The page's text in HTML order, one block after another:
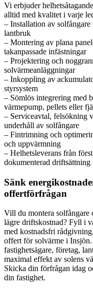
Vi erbjuder
alltid med kvalitet i varje
– Installation av
lantbruk
– Montering av plana
takanpassade infästningar
– Projektering och
solvärmeanläggningar
– Inkoppling av
styrsystem
– Sömlös integrering med
värmepump, pellets eller
– Serviceavtal, felsökning
underhåll av solfångare
– Fintrimning och
och uppvärmning
– Helhetsleverans från
dokumenterad driftsättning
Sänk
offertförfrågan
Vill du montera solfångare
lägre driftskostnad? Fyll i
med kostnadsfri
offert för solvärme i
fastighetsägare, företag,
maximal effekt av solens
Skicka din förfrågan idag
din fastighet.